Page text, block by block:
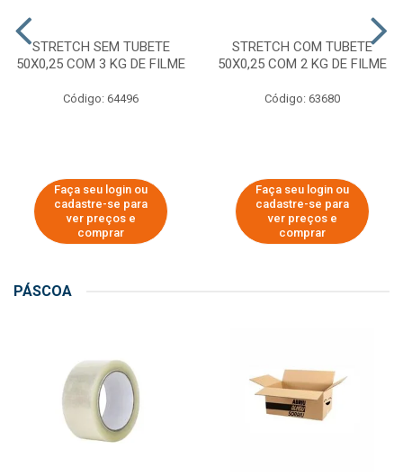
STRETCH SEM TUBETE
50X0,25 COM 3 KG DE FILME
Código: 64496
Faça seu login ou
cadastre-se para
ver preços e
comprar
STRETCH COM TUBETE
50X0,25 COM 2 KG DE FILME
Código: 63680
Faça seu login ou
cadastre-se para
ver preços e
comprar
PÁSCOA